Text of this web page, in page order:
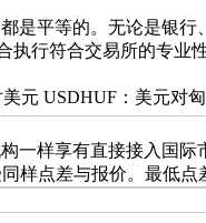
平等的。无论是银
行符合交易所的专业
元 USDHUF：美元对
样享有直接接入国际
样点差与报价。最低